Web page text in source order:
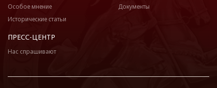
Особое мнение
Исторические статьи
Документы
ПРЕСС-ЦЕНТР
Нас спрашивают